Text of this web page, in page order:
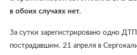
в обоих случаях нет.
За сутки зарегистрировано одно
пострадавшим. 21 апреля в